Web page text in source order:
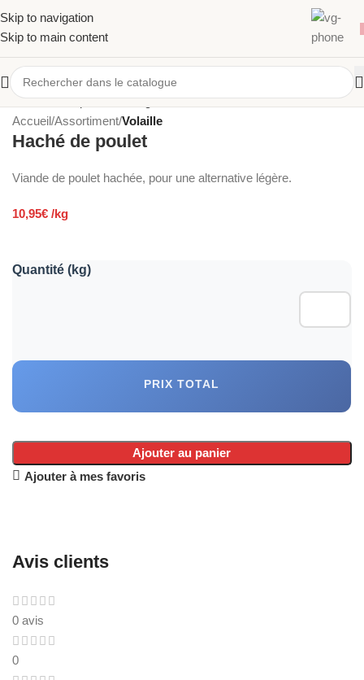
Skip to navigation
Skip to main content
Paiement par carte bancaire disponible
Accueil Assortiment Volaille
Haché de poulet
Viande de poulet hachée, pour une alternative légère.
10,95€ /kg
Quantité (kg)
PRIX TOTAL
Ajouter au panier
Ajouter à mes favoris
Avis clients
0 avis
0